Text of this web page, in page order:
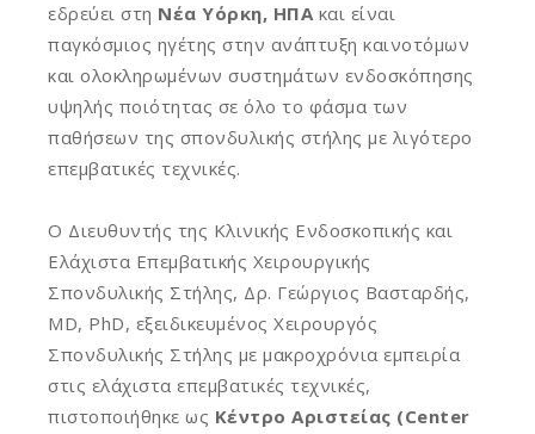
εδρεύει στη Νέα Υόρκη, ΗΠΑ και είναι
παγκόσμιος ηγέτης στην ανάπτυξη καινοτόμων
και ολοκληρωμένων συστημάτων ενδοσκόπησης
υψηλής ποιότητας σε όλο το φάσμα των
παθήσεων της σπονδυλικής στήλης με λιγότερο
επεμβατικές τεχνικές.
Ο Διευθυντής της Κλινικής Ενδοσκοπικής και
Ελάχιστα Επεμβατικής Χειρουργικής
Σπονδυλικής Στήλης, Δρ. Γεώργιος Βασταρδής,
MD, PhD, εξειδικευμένος Χειρουργός
Σπονδυλικής Στήλης με μακροχρόνια εμπειρία
στις ελάχιστα επεμβατικές τεχνικές,
πιστοποιήθηκε ως Κέντρο Αριστείας (Center